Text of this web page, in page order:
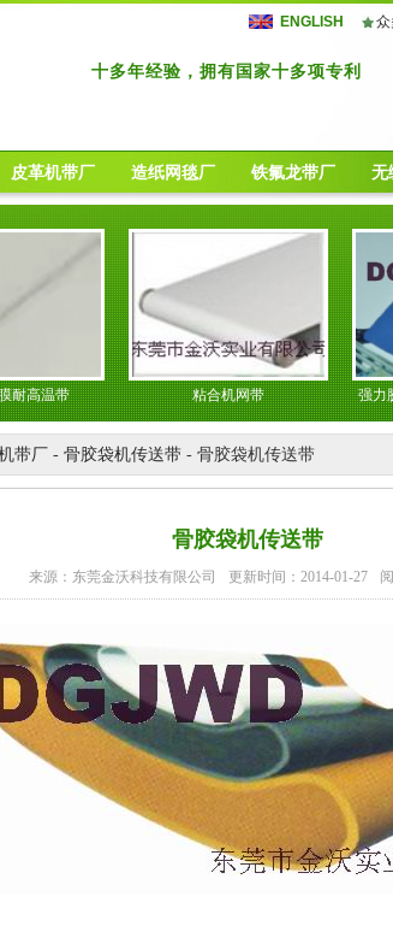
ENGLISH
十多年经验，拥有国家十多项专利
皮革机带厂 造纸网毯厂 铁氟龙带厂 无
带 粘合机网带 强力胶贴
带厂 - 骨胶袋机传送带 - 骨胶袋机传送带
骨胶袋机传送带
来源：东莞金沃科技有限公司 更新时间：2014-01-27